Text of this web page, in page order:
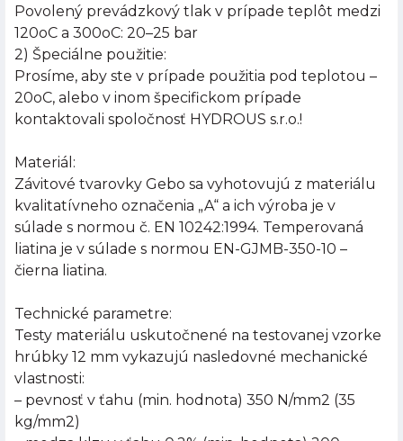
Povolený prevádzkový tlak v prípade teplôt medzi
120oC a 300oC: 20–25 bar
2) Špeciálne použitie:
Prosíme, aby ste v prípade použitia pod teplotou –
20oC, alebo v inom špecifickom prípade
kontaktovali spoločnosť HYDROUS s.r.o.!
Materiál:
Závitové tvarovky Gebo sa vyhotovujú z materiálu
kvalitatívneho označenia „A“ a ich výroba je v
súlade s normou č. EN 10242:1994. Temperovaná
liatina je v súlade s normou EN-GJMB-350-10 –
čierna liatina.
Technické parametre:
Testy materiálu uskutočnené na testovanej vzorke
hrúbky 12 mm vykazujú nasledovné mechanické
vlastnosti:
– pevnosť v ťahu (min. hodnota) 350 N/mm2 (35
kg/mm2)